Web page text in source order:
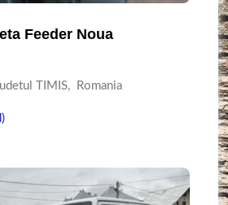
Feeder Noua
TIMIS, Romania